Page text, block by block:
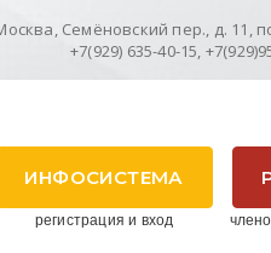
Семёновский пер., д. 11,
+7(929) 635-40-15,
ИНФОСИСТЕМА
регистрация и вход